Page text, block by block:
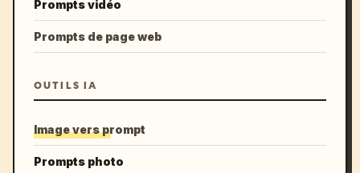
Prompts vidéo
Prompts de page web
OUTILS IA
Image vers prompt
Prompts photo